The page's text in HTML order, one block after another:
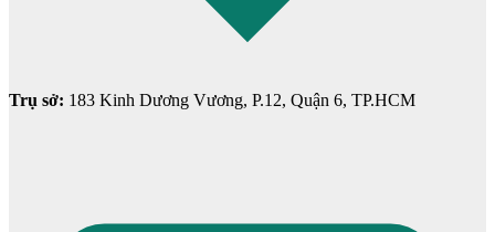
Trụ sở: 183 Kinh Dương Vương, P.12, Quận 6, TP.HCM